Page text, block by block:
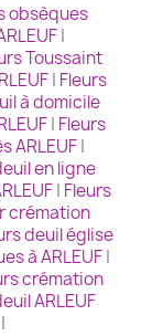
obsèques
|
Toussaint
| Fleurs
à domicile
| Fleurs
ARLEUF|
en ligne
| Fleurs
crémation
deuil église
à ARLEUF|
crémation
ARLEUF
|